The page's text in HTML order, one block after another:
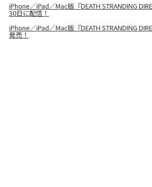
iPhone／iPad／Mac版『DEATH STRANDING
30日に配信！
iPhone／iPad／Mac版『DEATH STRANDING
発売！